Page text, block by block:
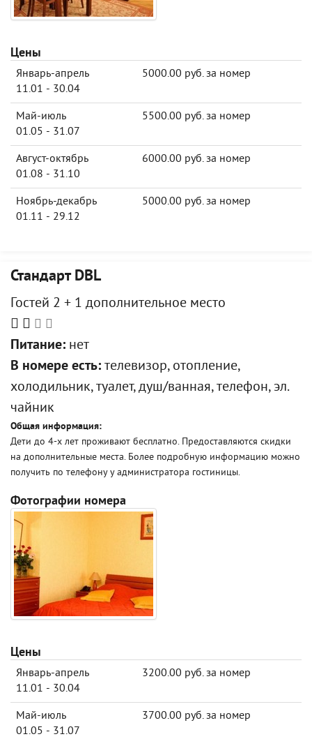
Цены
Январь-апрель
11.01 - 30.04
5000.00 руб. за номер
Май-июль
01.05 - 31.07
5500.00 руб. за номер
Август-октябрь
01.08 - 31.10
6000.00 руб. за номер
Ноябрь-декабрь
01.11 - 29.12
5000.00 руб. за номер
Стандарт DBL
Гостей 2 + 1 дополнительное место
Питание: нет
В номере есть: телевизор, отопление,
холодильник, туалет, душ/ванная, телефон, эл.
чайник
Общая информация:
Дети до 4-х лет проживают бесплатно. Предоставляются скидки
на дополнительные места. Более подробную информацию можно
получить по телефону у администратора гостиницы.
Фотографии номера
Цены
Январь-апрель
11.01 - 30.04
3200.00 руб. за номер
Май-июль
01.05 - 31.07
3700.00 руб. за номер